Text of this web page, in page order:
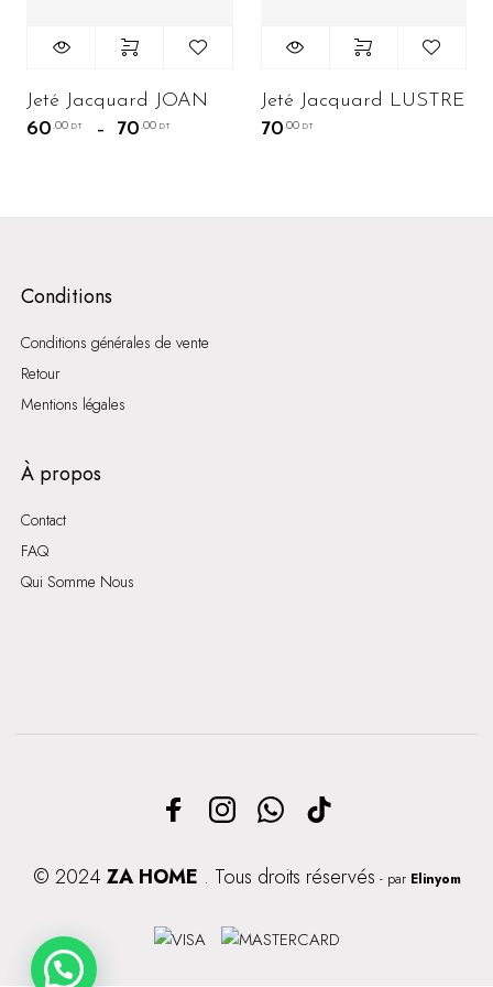
Jeté Jacquard JOAN
60.00DT – 70.00DT Plage de prix : 60.00 DT à 70.00 DT
Jeté Jacquard LUSTRE
70.00 DT
Conditions
Conditions générales de vente
Retour
Mentions légales
À propos
Contact
FAQ
Qui Somme Nous
© 2024 ZA HOME . Tous droits réservés - par Elinyom